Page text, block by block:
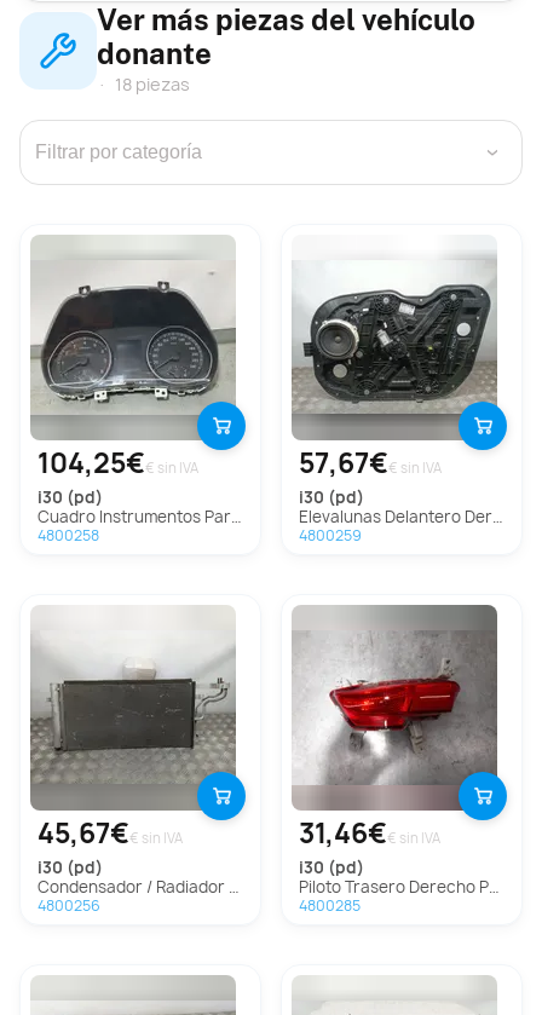
Ver más piezas del vehículo
donante
18 piezas
›
104,25€€ sin IVA
i30 (pd)
Cuadro Instrumentos Para Hyundai I30
4800258
57,67€€ sin IVA
i30 (pd)
Elevalunas Delantero Derecho Para Hyundai I30
4800259
45,67€€ sin IVA
i30 (pd)
Condensador / Radiador Aire Acondicionado Para Hyundai I30
4800256
31,46€€ sin IVA
i30 (pd)
Piloto Trasero Derecho Paragolpes Para Hyundai I30
4800285